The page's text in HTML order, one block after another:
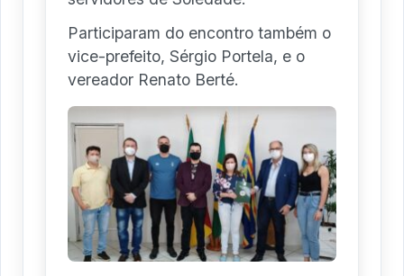
Participaram do encontro também o
vice-prefeito, Sérgio Portela, e o
vereador Renato Berté.